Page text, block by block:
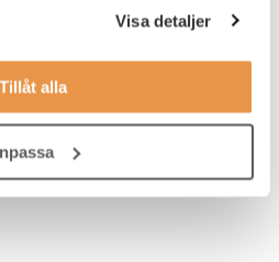
Visa detaljer
Tillåt allaolika situationer
jobbet på Fitness24Seven